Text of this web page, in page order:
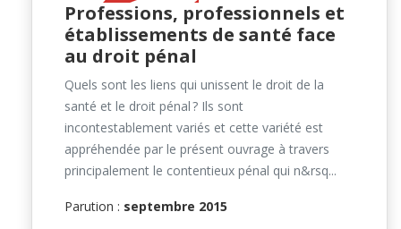
Professions, professionnels et
établissements de santé face
au droit pénal
Quels sont les liens qui unissent le droit de la
santé et le droit pénal ? Ils sont
incontestablement variés et cette variété est
appréhendée par le présent ouvrage à travers
principalement le contentieux pénal qui n&rsq...
Parution : septembre 2015